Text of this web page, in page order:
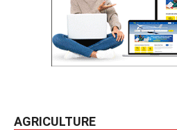
AGRICULTURE